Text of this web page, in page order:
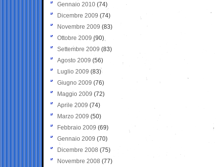
Gennaio 2010 (74)
Dicembre 2009 (74)
Novembre 2009 (83)
Ottobre 2009 (90)
Settembre 2009 (83)
Agosto 2009 (56)
Luglio 2009 (83)
Giugno 2009 (76)
Maggio 2009 (72)
Aprile 2009 (74)
Marzo 2009 (50)
Febbraio 2009 (69)
Gennaio 2009 (70)
Dicembre 2008 (75)
Novembre 2008 (77)